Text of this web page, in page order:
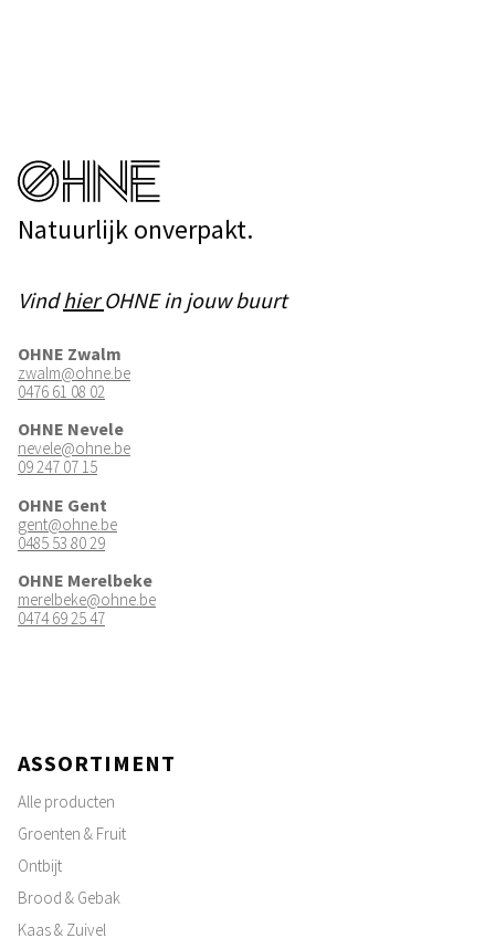
Natuurlijk onverpakt.
VindhierOHNE in jouw buurt
OHNE Zwalm
zwalm@ohne.be
0476 61 08 02
OHNE Nevele
nevele@ohne.be
09 247 07 15
OHNE Gent
gent@ohne.be
0485 53 80 29
OHNE Merelbeke
merelbeke@ohne.be
0474 69 25 47
ASSORTIMENT
Alle producten
Groenten & Fruit
Ontbijt
Brood & Gebak
Kaas & Zuivel